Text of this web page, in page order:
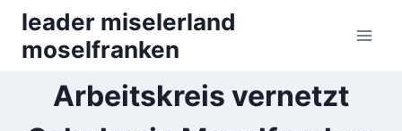
Zum
Inhalt
springen
leader miselerland
moselfranken
Arbeitskreis vernetzt